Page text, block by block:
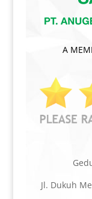
A
Jl. Dukuh